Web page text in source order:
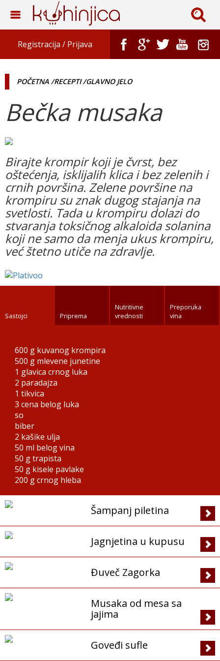
Registracija / Prijava
POČETNA /RECEPTI /GLAVNO JELO
Bečka musaka
Birajte krompir koji je čvrst, bez
oštećenja, isklijalih klica i bez zelenih i
crnih površina. Zelene površine na
krompiru su znak dugog stajanja na
svetlosti. Tada u krompiru dolazi do
stvaranja toksičnog alkaloida solanina
koji ne samo da menja ukus krompiru,
već štetno utiče na zdravlje.
Sastojci Priprema
Nutritivne
vrednosti
Preporuka
vina
600 g kuvanog krompira
500 g mlevene junetine
1 glavica crnog luka
2 paradajza
1 tikvica
3 cena belog luka
so
biber
2 kašike ulja
50 ml belog vina
50 gtrapista
50 g kisele pavlake
200 gcrnog hleba
Šampanj piletina
Jagnjetina u kupusu
Đuveč Zagorka
Musaka od mesa sa
jajima
Goveđi sufle